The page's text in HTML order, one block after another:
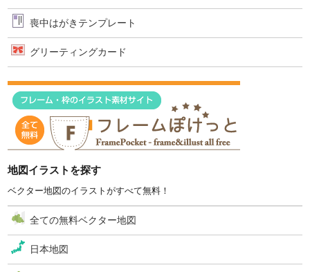
喪中はがきテンプレート
グリーティングカード
地図イラストを探す
ベクター地図のイラストがすべて無料！
全ての無料ベクター地図
日本地図